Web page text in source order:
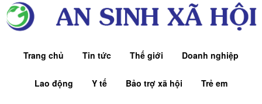
Trang chủ Tin tức Thế giới Doanh nghiệp
Lao động Y tế Bảo trợ xã hội Trẻ em